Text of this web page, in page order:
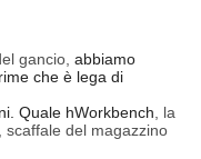
gancio, abbiamo
che è lega di
Quale hWorkbench, la
scaffale del magazzino